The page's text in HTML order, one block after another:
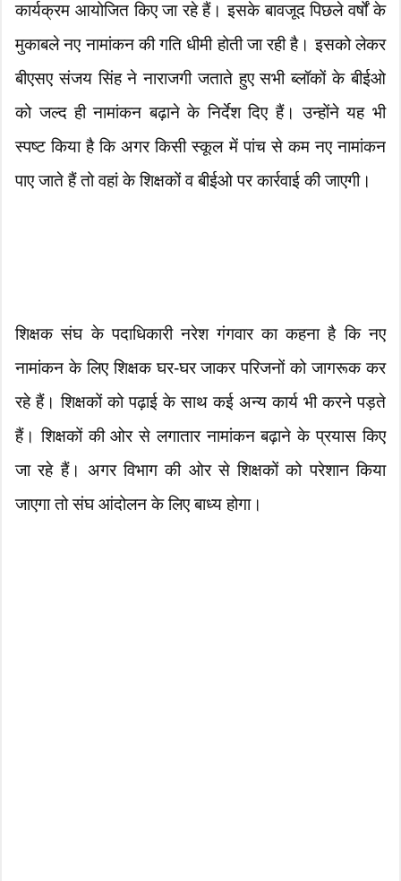
कार्यक्रम आयोजित किए जा रहे हैं। इसके बावजूद पिछले वर्षों के
मुकाबले नए नामांकन की गति धीमी होती जा रही है। इसको लेकर
बीएसए संजय सिंह ने नाराजगी जताते हुए सभी ब्लॉकों के बीईओ
को जल्द ही नामांकन बढ़ाने के निर्देश दिए हैं। उन्होंने यह भी
स्पष्ट किया है कि अगर किसी स्कूल में पांच से कम नए नामांकन
पाए जाते हैं तो वहां के शिक्षकों व बीईओ पर कार्रवाई की जाएगी।
शिक्षक संघ के पदाधिकारी नरेश गंगवार का कहना है कि नए
नामांकन के लिए शिक्षक घर-घर जाकर परिजनों को जागरूक कर
रहे हैं। शिक्षकों को पढ़ाई के साथ कई अन्य कार्य भी करने पड़ते
हैं। शिक्षकों की ओर से लगातार नामांकन बढ़ाने के प्रयास किए
जा रहे हैं। अगर विभाग की ओर से शिक्षकों को परेशान किया
जाएगा तो संघ आंदोलन के लिए बाध्य होगा।